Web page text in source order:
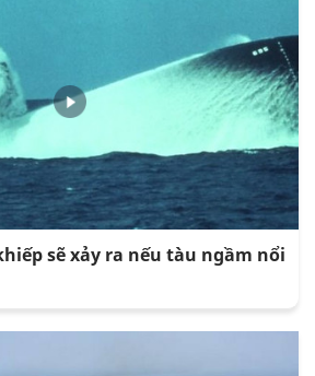
sẽ xảy ra nếu tàu ngầm nổi